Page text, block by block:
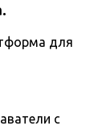
для
с